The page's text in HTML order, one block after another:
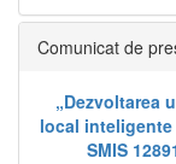
Comunicat de
„Dezvoltarea
local
SMIS